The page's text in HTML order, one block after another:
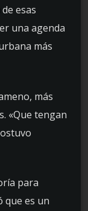
esas
una agenda
más
más
«Que tengan
para
que es un